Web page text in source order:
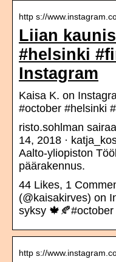
http s://
Liian
#helsinki
Instagram
Kaisa K. on
#october #helsinki
risto.sohlman
14, 2018 ·
Aalto-yliopiston
päärakennus.
44 Likes, 1
(@kaisakirves) on
syksy
http s://